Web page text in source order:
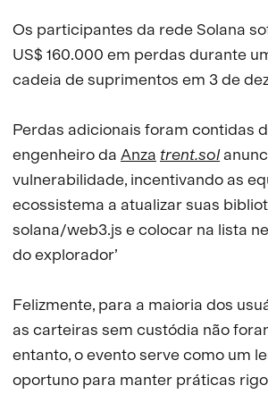
Os participantes da rede Solana
US$ 160.000 em perdas durante
cadeia de suprimentos em 3 de
Perdas adicionais foram contidas
engenheiro da Anza trent.sol
vulnerabilidade, incentivando as
ecossistema a atualizar suas
solana/web3.js e colocar na lista
do explorador’
Felizmente, para a maioria dos
as carteiras sem custódia não
entanto, o evento serve como um
oportuno para manter práticas